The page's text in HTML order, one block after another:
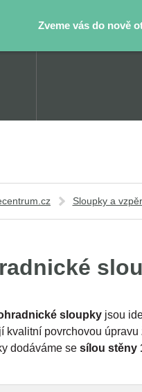
Zveme vás do nově
Sloupky a
sloupky jsou
kvalitní povrchovou úpravu
dodáváme se sílou stěny